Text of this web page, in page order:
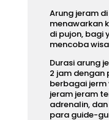
Arung jeram
menawarkan
di pujon, bagi
mencoba
Durasi arung
2 jam
berbagai
jeram jeram
adrenalin,
para guide-